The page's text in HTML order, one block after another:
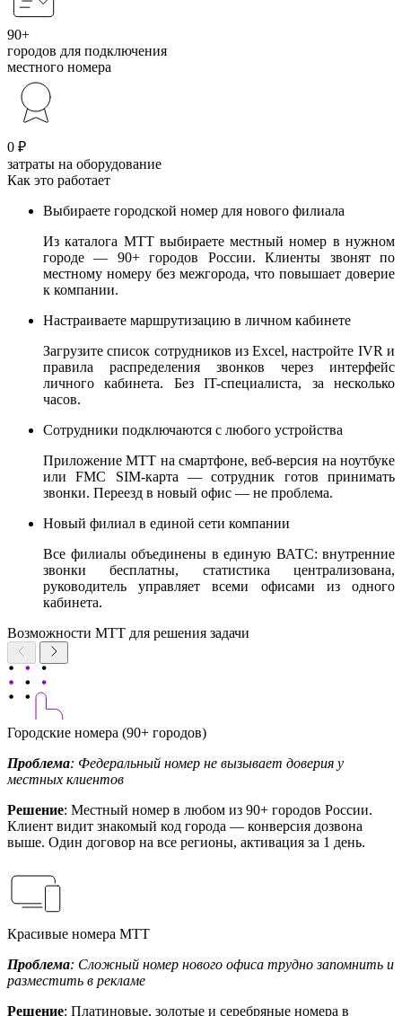
90+
городов для подключения
местного номера
0 ₽
затраты на оборудование
Как это работает
Выбираете городской номер для нового филиала
Из каталога МТТ выбираете местный номер в нужном
городе — 90+ городов России. Клиенты звонят по
местному номеру без межгорода, что повышает доверие
к компании.
Настраиваете маршрутизацию в личном кабинете
Загрузите список сотрудников из Excel, настройте IVR и
правила распределения звонков через интерфейс
личного кабинета. Без IT-специалиста, за несколько
часов.
Сотрудники подключаются с любого устройства
Приложение МТТ на смартфоне, веб-версия на ноутбуке
или FMC SIM-карта — сотрудник готов принимать
звонки. Переезд в новый офис — не проблема.
Новый филиал в единой сети компании
Все филиалы объединены в единую ВАТС: внутренние
звонки бесплатны, статистика централизована,
руководитель управляет всеми офисами из одного
кабинета.
Возможности МТТ для решения задачи
Городские номера (90+ городов)
Проблема: Федеральный номер не вызывает доверия у
местных клиентов
Решение: Местный номер в любом из 90+ городов России.
Клиент видит знакомый код города — конверсия дозвона
выше. Один договор на все регионы, активация за 1 день.
Красивые номера МТТ
Проблема: Сложный номер нового офиса трудно запомнить и
разместить в рекламе
Решение: Платиновые, золотые и серебряные номера в